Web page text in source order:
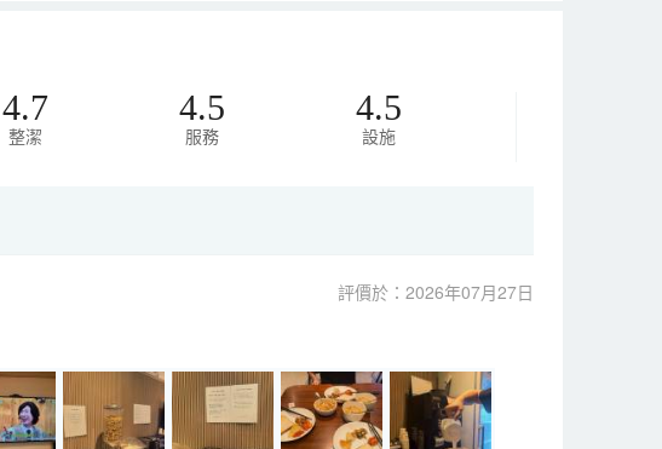
4.7
整潔
4.5
服務
4.5
設施
評價於：2026年07月27日